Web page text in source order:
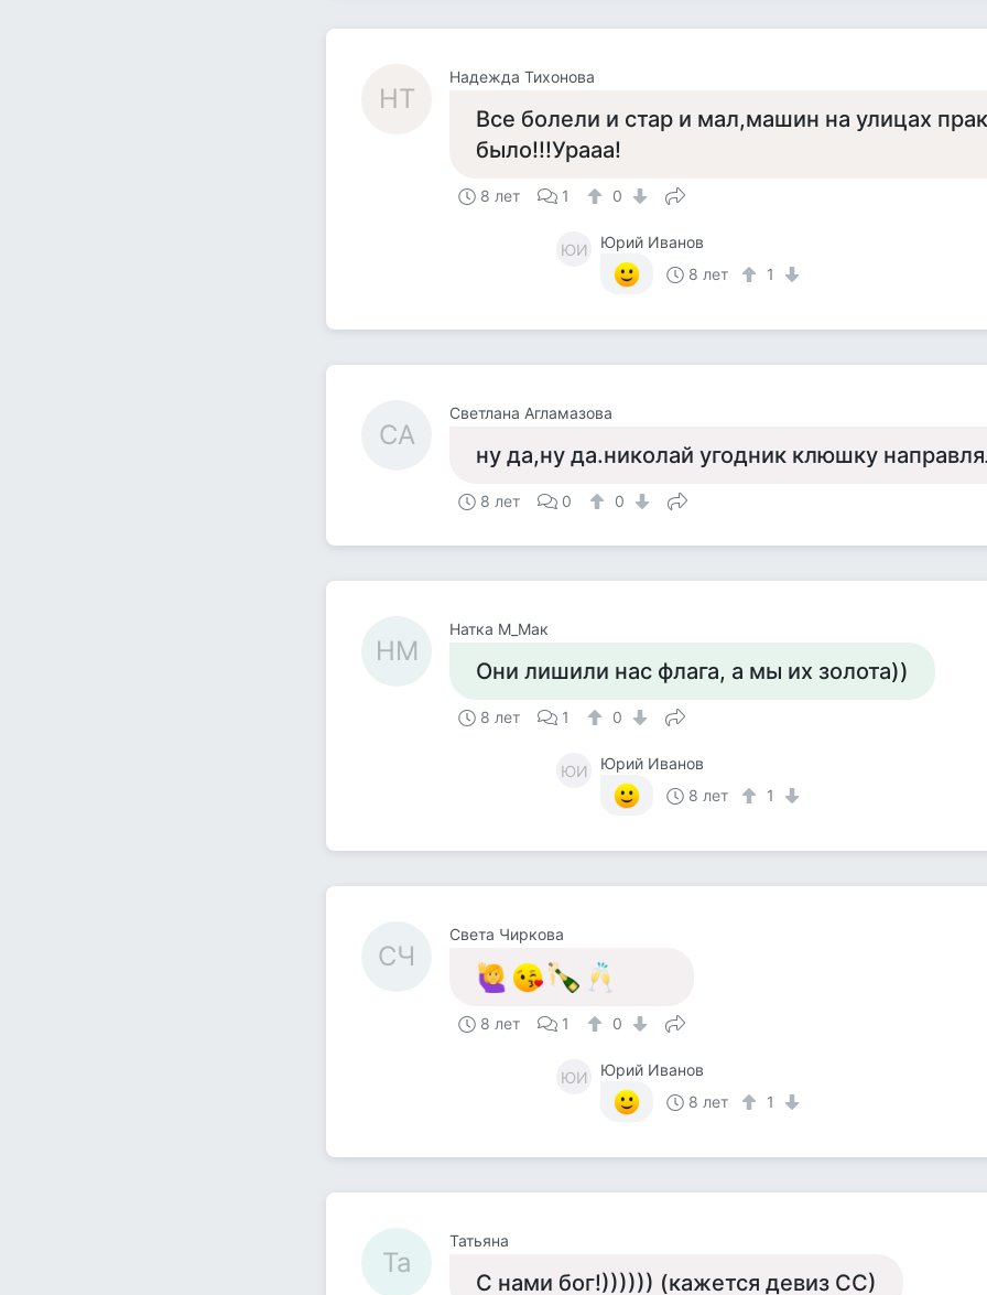
НТ
Надежда Тихонова
Все болели и стар и мал,машин на улицах
было!!!Урааа!
8 лет 1 0
ЮИ
Юрий Иванов
8 лет
1
СА
Светлана Агламазова
ну да,ну да.николай угодник клюшку
8 лет 0 0
НМ
Натка М_Мак
Они лишили нас флага, а мы их золота))
8 лет 1 0
ЮИ
Юрий Иванов
8 лет
1
СЧ
Света Чиркова
8 лет 1 0
ЮИ
Юрий Иванов
8 лет
1
Та
Татьяна
С нами бог!)))))) (кажется девиз СС)